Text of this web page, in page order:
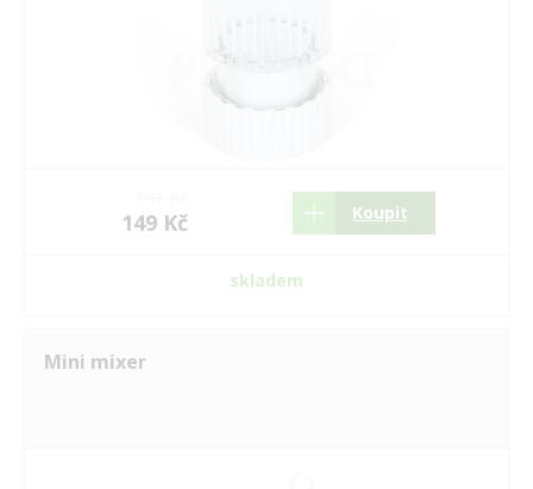
149 Kč Koupit
skladem
Mini mixer